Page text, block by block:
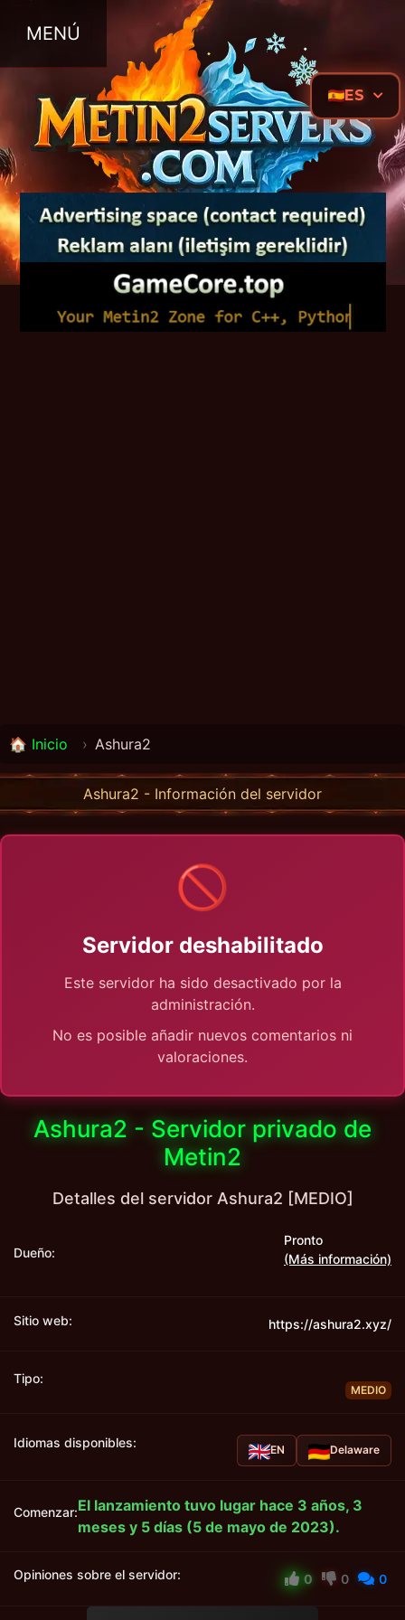
ES
MENÚ
🏠 Inicio › Ashura2
Ashura2 - Información del servidor
🚫
Servidor deshabilitado
Este servidor ha sido desactivado por la
administración.
No es posible añadir nuevos comentarios ni
valoraciones.
Ashura2 - Servidor privado de
Metin2
Detalles del servidor Ashura2 [MEDIO]
Dueño:
Pronto
(Más información)
Sitio web: https://ashura2.xyz/
Tipo:
MEDIO
Idiomas disponibles: EN Delaware
Comenzar:El lanzamiento tuvo lugar hace 3 años, 3
meses y 5 días (5 de mayo de 2023).
Opiniones sobre el servidor: 0 0 0